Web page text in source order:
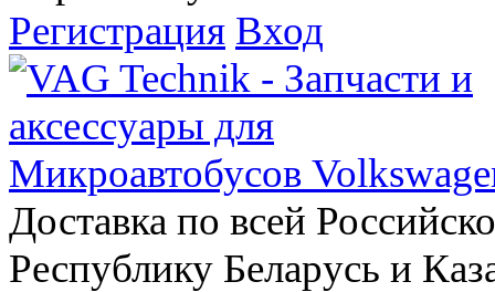
Регистрация Вход
Доставка по всей
Республику Беларусь и